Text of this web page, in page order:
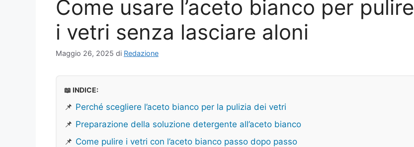
Come usare l’aceto bianco per pulire
i vetri senza lasciare aloni
Maggio 26, 2025 di Redazione
📖 INDICE:
📌 Perché scegliere l’aceto bianco per la pulizia dei vetri
📌 Preparazione della soluzione detergente all’aceto bianco
📌 Come pulire i vetri con l’aceto bianco passo dopo passo